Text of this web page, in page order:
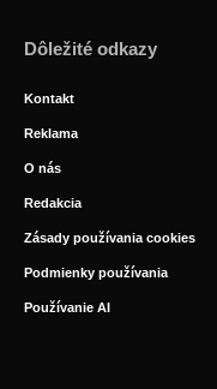
Dôležité odkazy
Kontakt
Reklama
O nás
Redakcia
Zásady používania cookies
Podmienky používania
Používanie AI